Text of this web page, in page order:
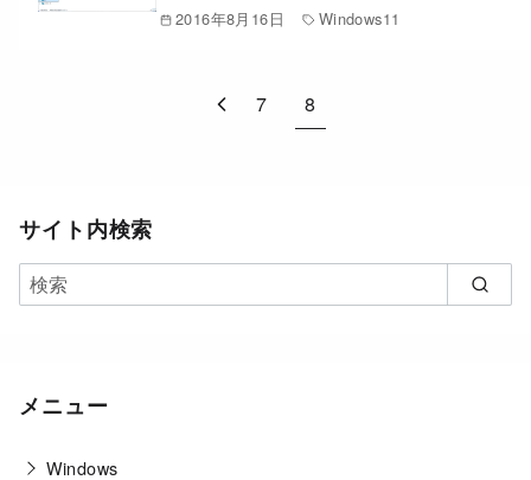
2016年8月16日 Windows11
7 8
サイト内検索
メニュー
Windows